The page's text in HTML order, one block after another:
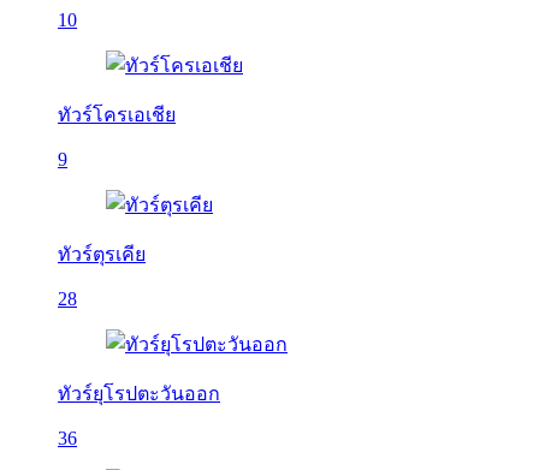
10
ทัวร์โครเอเชีย
9
ทัวร์ตุรเคีย
28
ทัวร์ยุโรปตะวันออก
36